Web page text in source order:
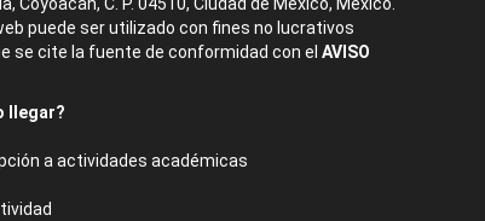
puede ser utilizado con fines no lucrativos
se cite la fuente de conformidad con el AVISO
llegar?
a actividades académicas